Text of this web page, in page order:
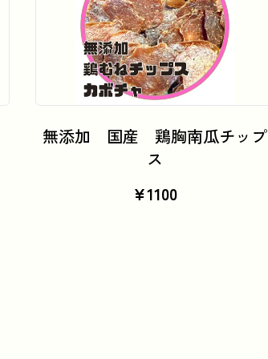
無添加 国産 鶏胸南瓜チップ
ス
¥1100